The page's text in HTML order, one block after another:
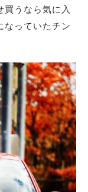
うなら気に入
なっていたチン